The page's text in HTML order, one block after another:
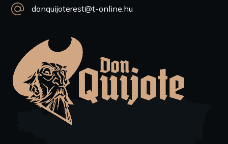
donquijoterest@t-online.hu